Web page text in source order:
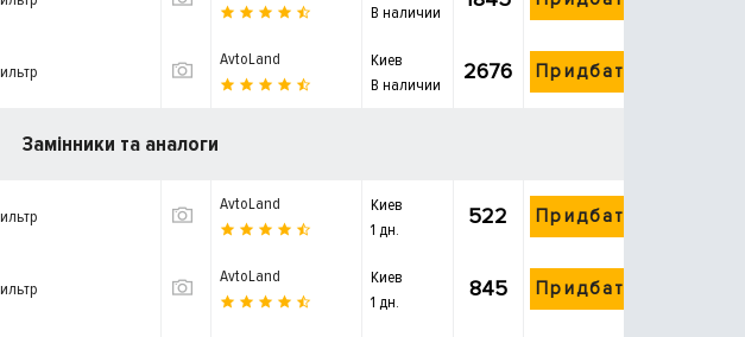
В наличии
AvtoLand
Киев
В наличии
2676 Придбати
Замінники та аналоги
AvtoLand
Киев
1 дн.
522 Придбати
AvtoLand
Киев
1 дн.
845 Придбати